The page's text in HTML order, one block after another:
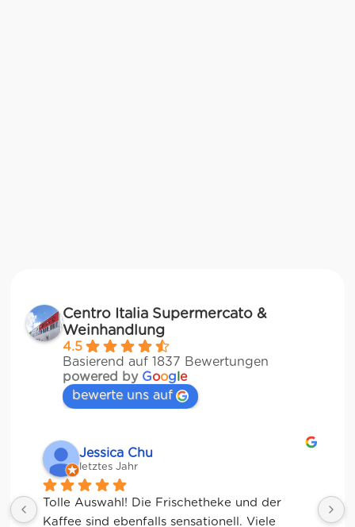
Centro Italia Supermercato &
Weinhandlung
4.5
Basierend auf 1837 Bewertungen
powered by Google
bewerte uns auf
Jessica Chu
letztes Jahr
Tolle Auswahl! Die Frischetheke und der
Kaffee sind ebenfalls sensationell. Viele